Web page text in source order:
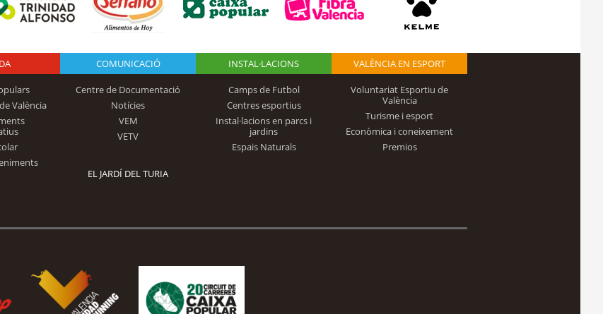
Fundación
Alfonso
València
COMUNICACIÓ
Centre de Documentació
Notícies
VEM
VETV
INSTAL·LACIONS
Camps de Futbol
Centres esportius
Instal·lacions en parcs i
jardins
Espais Naturals
VALÈNCIA EN ESPORT
Voluntariat Esportiu de
València
Turisme i esport
Econòmica i coneixement
Premios
EL JARDÍ DEL TURIA